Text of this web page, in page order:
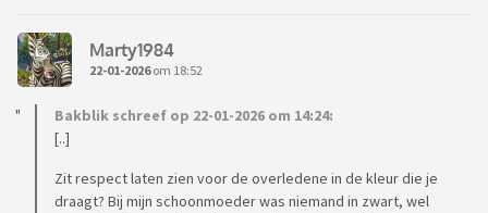
Marty1984
22-01-2026om 18:52
Bakblik schreef op 22-01-2026 om 14:24:
[..]
Zit respect laten zien voor de overledene in de kleur die je
draagt? Bij mijn schoonmoeder was niemand in zwart, wel